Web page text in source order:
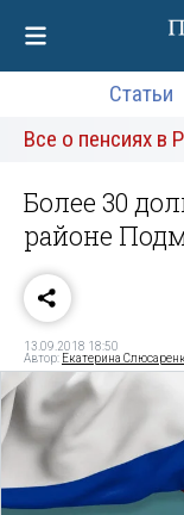
Статьи
Все о пенсиях в
Более 30
районе
13.09.2018 18:50
Автор: Екатерина